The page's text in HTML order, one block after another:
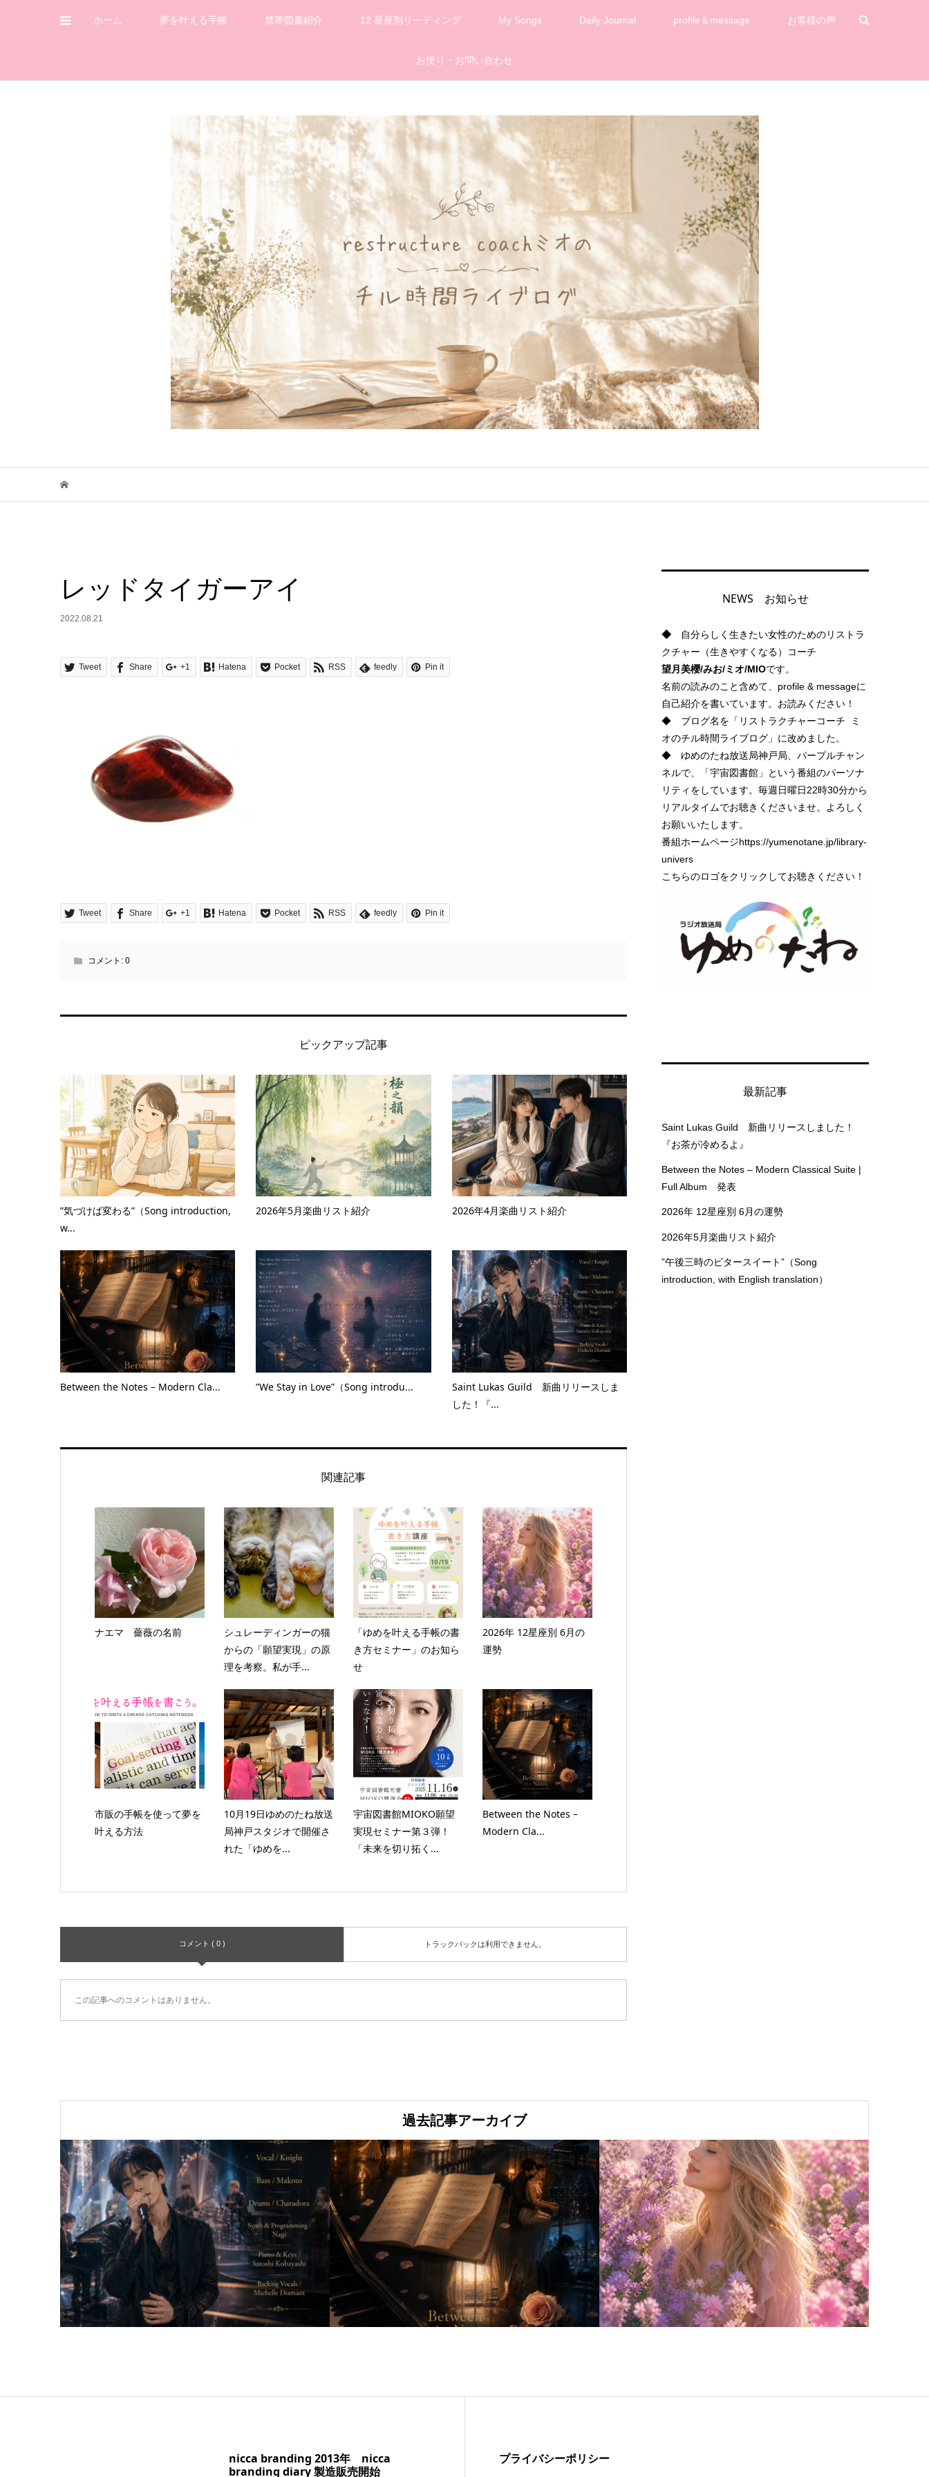
ホーム 夢を叶える手帳 禁帯図書紹介 12 星座別リーディング My Songs Daily Journal profile＆message お客様の声
お便り・お問い合わせ
レッドタイガーアイ
2022.08.21
Tweet Share +1 Hatena Pocket RSS feedly Pin it
Tweet Share +1 Hatena Pocket RSS feedly Pin it
コメント: 0
ピックアップ記事
”気づけば変わる”（Song introduction,
w...
2026年5月楽曲リスト紹介 2026年4月楽曲リスト紹介
Between the Notes – Modern Cla... ”We Stay in Love”（Song introdu...
Saint Lukas Guild 新曲リリースしま
した！『...
関連記事
ナエマ 薔薇の名前
シュレーディンガーの猫
からの「願望実現」の原
理を考察。私が手...
「ゆめを叶える手帳の書
き方セミナー」のお知ら
せ
2026年 12星座別 6月の
運勢
市販の手帳を使って夢を
叶える方法
10月19日ゆめのたね放送
局神戸スタジオで開催さ
れた「ゆめを...
宇宙図書館MIOKO願望
実現セミナー第３弾！
「未来を切り拓く...
Between the Notes –
Modern Cla...
コメント ( 0 ) トラックバックは利用できません。
この記事へのコメントはありません。
NEWS お知らせ
◆
自分らしく生きたい女性のためのリストラ
クチャー（生きやすくなる）コーチ
望月美櫻/みお/ミオ/MIOです。
名前の読みのこと含めて、profile & messageに
自己紹介を書いています。お読みください！
◆ ブログ名を「リストラクチャーコーチ ミ
オのチル時間ライブログ」に改めました。
◆ ゆめのたね放送局神戸局、パープルチャン
ネルで、「宇宙図書館」という番組のパーソナ
リティをしています。毎週日曜日22時30分から
リアルタイムでお聴きくださいませ。よろしく
お願いいたします。
番組ホームページhttps://yumenotane.jp/library-
univers
こちらのロゴをクリックしてお聴きください！
最新記事
Saint Lukas Guild 新曲リリースしました！
『お茶が冷めるよ』
Between the Notes – Modern Classical Suite |
Full Album 発表
2026年 12星座別 6月の運勢
2026年5月楽曲リスト紹介
”午後三時のビタースイート”（Song
introduction, with English translation）
過去記事アーカイブ
nicca branding 2013年 nicca
branding diary 製造販売開始
プライバシーポリシー